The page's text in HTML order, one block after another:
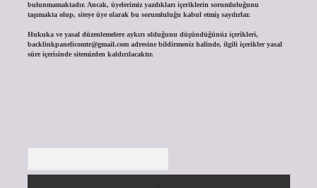
bulunmamaktadır. Ancak, üyelerimiz yazdıkları içeriklerin sorumluluğunu
taşımakta olup, siteye üye olarak bu sorumluluğu kabul etmiş sayılırlar.
Hukuka ve yasal düzenlemelere aykırı olduğunu düşündüğünüz içerikleri,
backlinkpanelicomtr@gmail.comadresine bildirmeniz halinde, ilgili içerikler yasal
süre içerisinde sitemizden kaldırılacaktır.